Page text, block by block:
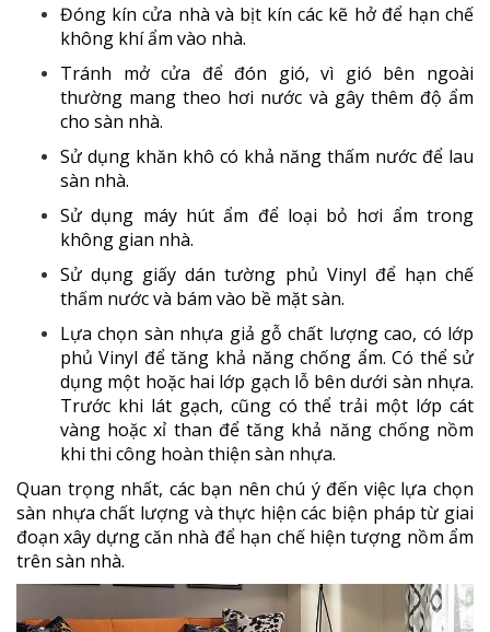
Đóng kín cửa nhà và bịt kín các kẽ hở để hạn chế
không khí ẩm vào nhà.
Tránh mở cửa để đón gió, vì gió bên ngoài
thường mang theo hơi nước và gây thêm độ ẩm
cho sàn nhà.
Sử dụng khăn khô có khả năng thấm nước để lau
sàn nhà.
Sử dụng máy hút ẩm để loại bỏ hơi ẩm trong
không gian nhà.
Sử dụng giấy dán tường phủ Vinyl để hạn chế
thấm nước và bám vào bề mặt sàn.
Lựa chọn sàn nhựa giả gỗ chất lượng cao, có lớp
phủ Vinyl để tăng khả năng chống ẩm. Có thể sử
dụng một hoặc hai lớp gạch lỗ bên dưới sàn nhựa.
Trước khi lát gạch, cũng có thể trải một lớp cát
vàng hoặc xỉ than để tăng khả năng chống nồm
khi thi công hoàn thiện sàn nhựa.
Quan trọng nhất, các bạn nên chú ý đến việc lựa chọn
sàn nhựa chất lượng và thực hiện các biện pháp từ giai
đoạn xây dựng căn nhà để hạn chế hiện tượng nồm ẩm
trên sàn nhà.